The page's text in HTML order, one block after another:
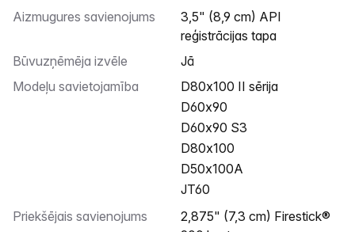
Aizmugures savienojums
3,5" (8,9 cm) API
reģistrācijas tapa
Būvuzņēmēja izvēle
Jā
Modeļu savietojamība
D80x100 II sērija
D60x90
D60x90 S3
D80x100
D50x100A
JT60
Priekšējais savienojums
2,875" (7,3 cm) Firestick®